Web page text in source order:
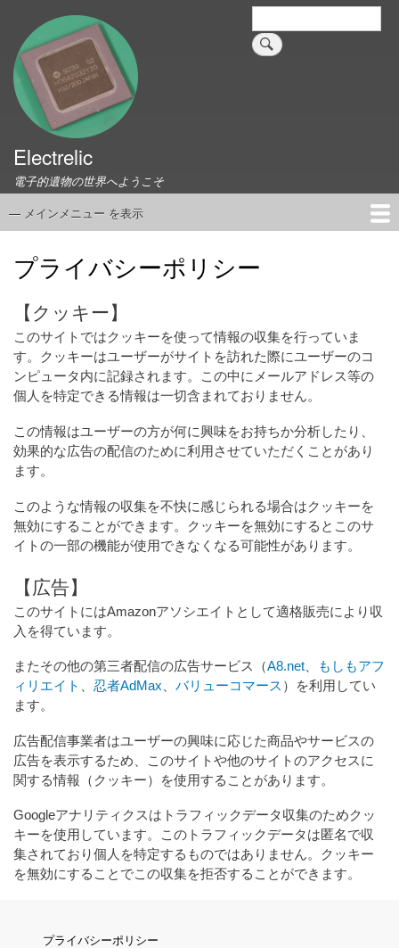
検
索
Electrelic
電子的遺物の世界へようこそ
メ
— メインメニュー を表示
ホーム
EMILY Board
Universal Monitor
コネクタ資料集
このサイトについて
リンク集
プライバシーポリシー
【クッキー】
このサイトではクッキーを使って情報の収集を行っていま
す。クッキーはユーザーがサイトを訪れた際にユーザーのコ
ンピュータ内に記録されます。この中にメールアドレス等の
個人を特定できる情報は一切含まれておりません。
この情報はユーザーの方が何に興味をお持ちか分析したり、
効果的な広告の配信のために利用させていただくことがあり
ます。
このような情報の収集を不快に感じられる場合はクッキーを
無効にすることができます。クッキーを無効にするとこのサ
イトの一部の機能が使用できなくなる可能性があります。
【広告】
このサイトにはAmazonアソシエイトとして適格販売により収
入を得ています。
またその他の第三者配信の広告サービス（A8.net、
もしもアフ
ィリエイト 、 忍者AdMax、 バリューコマース ）を利用してい
ます。
広告配信事業者はユーザーの興味に応じた商品やサービスの
広告を表示するため、このサイトや他のサイトのアクセスに
関する情報（クッキー）を使用することがあります。
Googleアナリティクスはトラフィックデータ収集のためクッ
キーを使用しています。このトラフィックデータは匿名で収
集されており個人を特定するものではありません。クッキー
を無効にすることでこの収集を拒否することができます。
ナプライバシーポリシー